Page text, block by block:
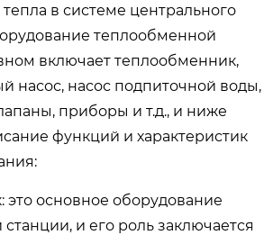
в системе центрального
теплообменной
включает теплообменник,
насос, насос подпиточной воды,
приборы и т.д., и ниже
функций и характеристик
это основное оборудование
и его роль заключается